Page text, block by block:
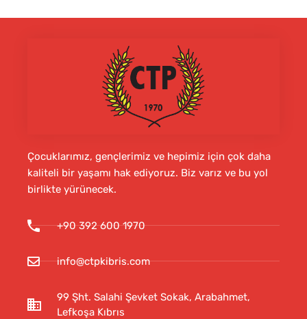
Çocuklarımız, gençlerimiz ve hepimiz için çok daha
kaliteli bir yaşamı hak ediyoruz. Biz varız ve bu yol
birlikte yürünecek.
+90 392 600 1970
info@ctpkibris.com
99 Şht. Salahi Şevket Sokak, Arabahmet,
Lefkoşa Kıbrıs